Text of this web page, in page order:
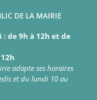
DE LA MAIRIE
de 9h à 12h et de
adapte ses horaires
et du lundi 10 au